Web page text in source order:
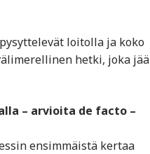
loitolla ja koko
hetki, joka jää
– arvioita de facto –
ensimmäistä kertaa